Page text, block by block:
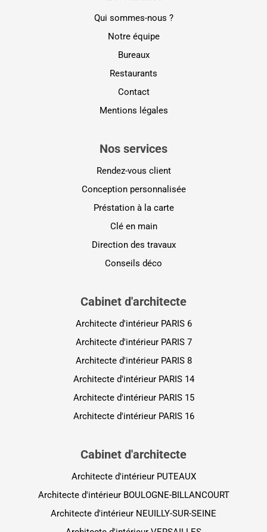
Qui sommes-nous ?
Notre équipe
Bureaux
Restaurants
Contact
Mentions légales
Nos services
Rendez-vous client
Conception personnalisée
Préstation à la carte
Clé en main
Direction des travaux
Conseils déco
Cabinet d'architecte
Architecte d'intérieur PARIS 6
Architecte d'intérieur PARIS 7
Architecte d'intérieur PARIS 8
Architecte d'intérieur PARIS 14
Architecte d'intérieur PARIS 15
Architecte d'intérieur PARIS 16
Cabinet d'architecte
Architecte d'intérieur PUTEAUX
Architecte d'intérieur BOULOGNE-BILLANCOURT
Architecte d'intérieur NEUILLY-SUR-SEINE